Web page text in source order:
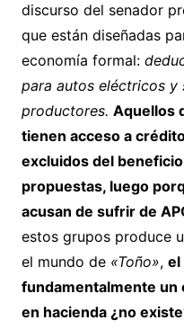
discurso del senador
que están diseñadas
economía formal:
para autos eléctricos y
productores. Aquellos
tienen acceso a
excluidos del
propuestas, luego
acusan de sufrir de
estos grupos produce
el mundo de «Toño», el
fundamentalmente un
en hacienda ¿no